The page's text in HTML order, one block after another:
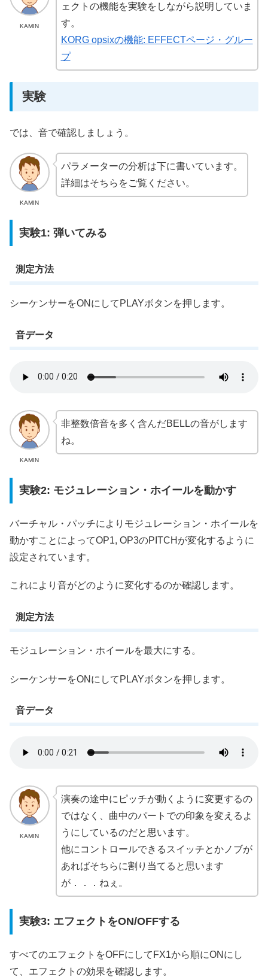
KAMIN
ェクトの機能を実験をしながら説明していま
す。
KORG opsixの機能: EFFECTページ・グルー
プ
実験
では、音で確認しましょう。
KAMIN
パラメーターの分析は下に書いています。
詳細はそちらをご覧ください。
実験1: 弾いてみる
測定方法
シーケンサーをONにしてPLAYボタンを押します。
音データ
KAMIN
非整数倍音を多く含んだBELLの音がします
ね。
実験2: モジュレーション・ホイールを動かす
バーチャル・パッチによりモジュレーション・ホイールを
動かすことによってOP1, OP3のPITCHが変化するように
設定されています。
これにより音がどのように変化するのか確認します。
測定方法
モジュレーション・ホイールを最大にする。
シーケンサーをONにしてPLAYボタンを押します。
音データ
KAMIN
演奏の途中にピッチが動くように変更するの
ではなく、曲中のパートでの印象を変えるよ
うにしているのだと思います。
他にコントロールできるスイッチとかノブが
あればそちらに割り当てると思います
が．．．ねぇ。
実験3: エフェクトをON/OFFする
すべてのエフェクトをOFFにしてFX1から順にONにし
て、エフェクトの効果を確認します。